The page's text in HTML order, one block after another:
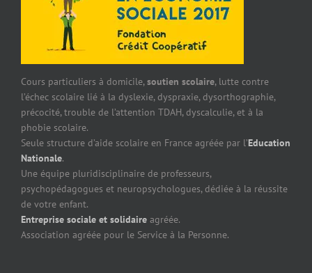
Cours particuliers à domicile, soutien scolaire, lutte contre
l’échec scolaire lié à la dyslexie, dyspraxie, dysorthographie,
précocité, trouble de l’attention TDAH, dyscalculie, et à la
phobie scolaire.
Seule structure d’aide scolaire en France agréée par l’Education
Nationale.
Une équipe pluridisciplinaire de professeurs,
psychopédagogues et neuropsychologues, dédiée à la réussite
de votre enfant.
Entreprise sociale et solidaire agréée.
Association agréée pour le Service à la Personne.